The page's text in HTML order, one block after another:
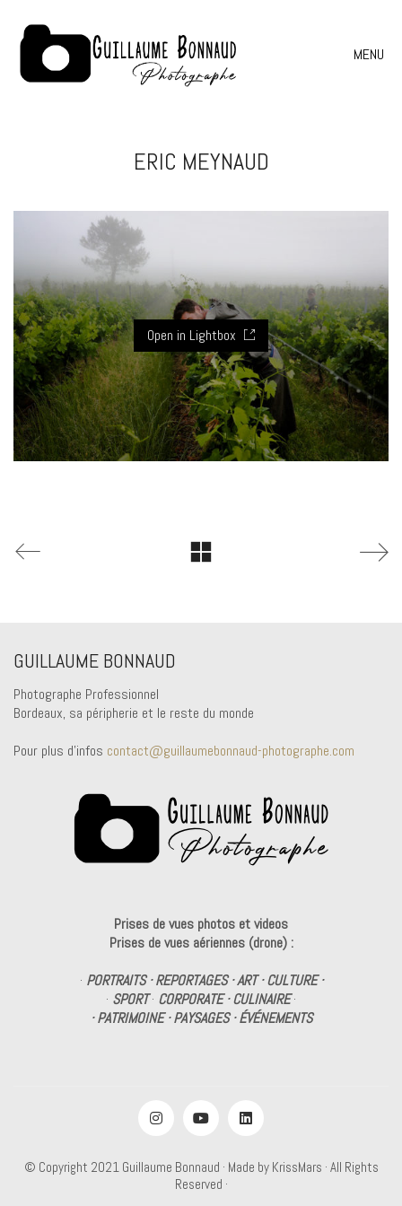
MENU
ERIC MEYNAUD
Open in Lightbox
GUILLAUME BONNAUD
Photographe Professionnel
Bordeaux, sa péripherie et le reste du monde
Pour plus d'infos contact@guillaumebonnaud-photographe.com
Prises de vues photos et videos
Prises de vues aériennes (drone) :
· PORTRAITS · REPORTAGES · ART · CULTURE ·
· SPORT· CORPORATE · CULINAIRE·
· PATRIMOINE · PAYSAGES · ÉVÉNEMENTS
© Copyright 2021 Guillaume Bonnaud · Made by KrissMars · All Rights
Reserved ·